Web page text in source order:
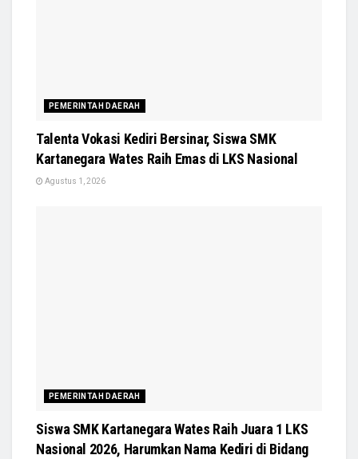
PEMERINTAH DAERAH
Talenta Vokasi Kediri Bersinar, Siswa SMK
Kartanegara Wates Raih Emas di LKS Nasional
Agustus 1, 2026
PEMERINTAH DAERAH
Siswa SMK Kartanegara Wates Raih Juara 1 LKS
Nasional 2026, Harumkan Nama Kediri di Bidang